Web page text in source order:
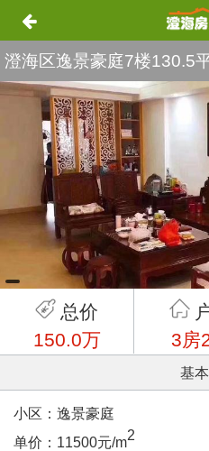
澄海区逸景豪庭7楼130.5
就读澄华
总价
150.0万
3房
基
小区：逸景豪庭
单价：11500元/m2